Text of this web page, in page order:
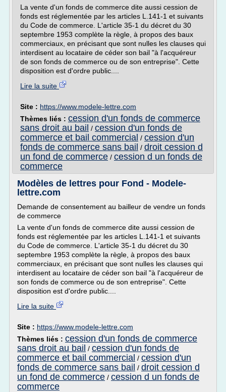
La vente d'un fonds de commerce dite aussi cession de
fonds est réglementée par les articles L.141-1 et suivants
du Code de commerce. L'article 35-1 du décret du 30
septembre 1953 complète la règle, à propos des baux
commerciaux, en précisant que sont nulles les clauses qui
interdisent au locataire de céder son bail "à l'acquéreur
de son fonds de commerce ou de son entreprise". Cette
disposition est d'ordre public....
Lire la suite
Site : https://www.modele-lettre.com
Thèmes liés : cession d'un fonds de commerce
sans droit au bail / cession d'un fonds de
commerce et bail commercial / cession d'un
fonds de commerce sans bail / droit cession d
un fond de commerce / cession d un fonds de
commerce
Modèles de lettres pour Fond - Modele-
lettre.com
Demande de consentement au bailleur de vendre un fonds
de commerce
La vente d'un fonds de commerce dite aussi cession de
fonds est réglementée par les articles L.141-1 et suivants
du Code de commerce. L'article 35-1 du décret du 30
septembre 1953 complète la règle, à propos des baux
commerciaux, en précisant que sont nulles les clauses qui
interdisent au locataire de céder son bail "à l'acquéreur de
son fonds de commerce ou de son entreprise". Cette
disposition est d'ordre public....
Lire la suite
Site : https://www.modele-lettre.com
Thèmes liés : cession d'un fonds de commerce
sans droit au bail / cession d'un fonds de
commerce et bail commercial / cession d'un
fonds de commerce sans bail / droit cession d
un fond de commerce / cession d un fonds de
commerce